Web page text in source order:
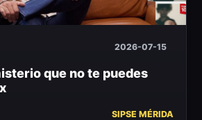
2026-07-15
que no te puedes
SIPSE MÉRIDA